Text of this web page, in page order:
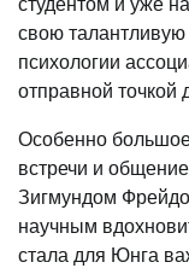
свою
психологии
отправной точкой
Особенно
встречи и
Зигмундом
научным
стала для Юнга